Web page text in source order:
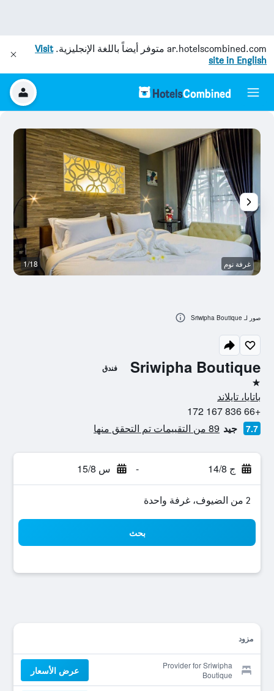
ar.hotelscombined.com متوفر أيضاً باللغة الإنجليزية.Visit
site in English
Sriwipha Boutique فندق
نجمة واحدة
باتايا، تايلاند
+66 836 167 172
7.7 جيد 89 من التقييمات تم التحقق منها
ج 14/8 - س 15/8
2 من الضيوف، غرفة واحدة
بحث
مزود
Provider for Sriwipha
Boutique
عرض الأسعار
غرفة نوم 1/18
صور لـ Sriwipha Boutique